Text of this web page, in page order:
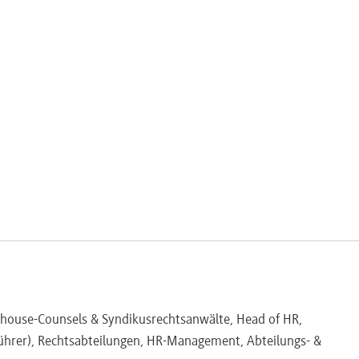
sowie Mitarbeitervertretungsrecht
wird hochaktuell bis zum Seminartermin berücksichtigt.
Counsels & Syndikusrechtsanwälte, Head of HR,
Rechtsabteilungen, HR-Management, Abteilungs- &